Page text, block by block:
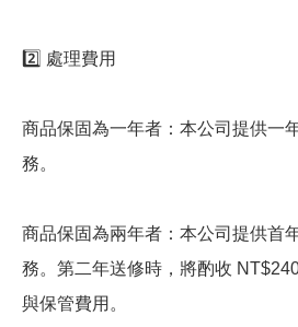
2️⃣ 處理費用
商品保固為一年者：本公司提供一
務。
商品保固為兩年者：本公司提供首
務。第二年送修時，將酌收
與保管費用。